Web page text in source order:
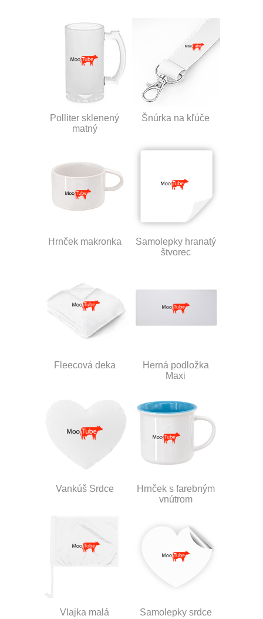
Polliter sklenený
matný
Šnúrka na kľúče
Hrnček makronka
Samolepky hranatý
štvorec
Fleecová deka
Herná podložka
Maxi
Vankúš Srdce
Hrnček s farebným
vnútrom
Vlajka malá Samolepky srdce